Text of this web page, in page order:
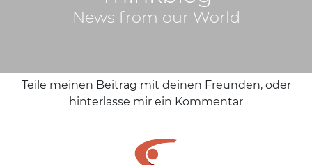
News from our World
Teile meinen Beitrag mit deinen Freunden, oder
hinterlasse mir ein Kommentar